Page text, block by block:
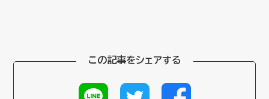
この記事をシェアする